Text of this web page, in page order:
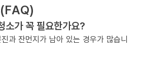
소가 꼭 필요한가요?
과 잔먼지가 남아 있는 경우가 많습니